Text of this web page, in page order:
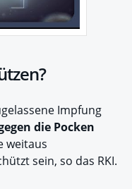
Impfung
die Pocken
weitaus
sein, so das RKI.